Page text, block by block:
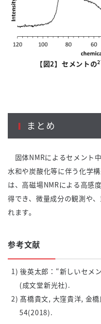
【図2】セメントの
まとめ
固体NMRによるセメント
水和や炭酸化等に伴う化学
は、高磁場NMRによる高感
得でき、微量成分の観測や
れます。
参考文献
1) 後英太郎：“新しいセメ
(成文堂新光社).
2) 髙橋貴文, 大窪貴洋, 金
54(2018).